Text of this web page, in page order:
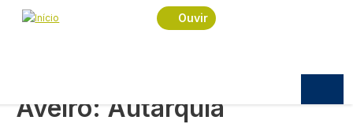
Passar para o conteúdo principal
Ouvir
Navegação estrutural
Início
Política
Aveiro: Autarquia homenageia Zacarias Andias.
Aveiro: Autarquia